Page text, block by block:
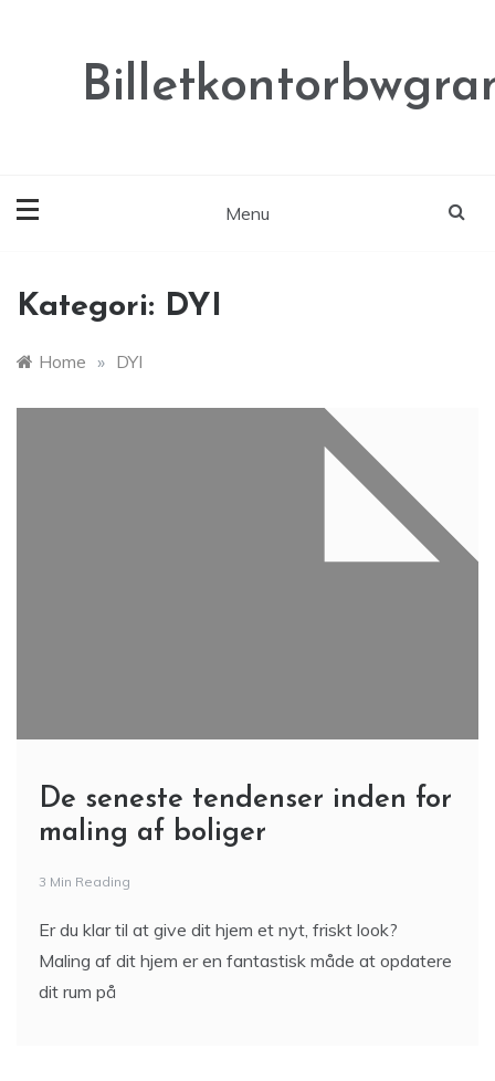
Menu
Kategori: DYI
Home » DYI
De seneste tendenser inden for
maling af boliger
3 Min Reading
Er du klar til at give dit hjem et nyt, friskt look?
Maling af dit hjem er en fantastisk måde at opdatere
dit rum på